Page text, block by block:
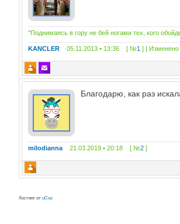
"Поднимаясь в гору не бей ногами тех, кого
KANCLER 05.11.2013 • 13:36 [ №1 ] | Изменено
Благодарю, как раз
milodianna 21.03.2019 • 20:18 [ №2 ]
Хостинг отuCoz